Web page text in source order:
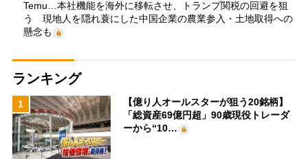
Temu…本社機能を海外に移転させ、トランプ関税の回避を狙
う 現地人を隠れ蓑にした中国企業の農業参入・土地取得への
懸念も
ランキング
1
【億り人オールスターが狙う20銘柄】
「総資産69億円超」90歳現役トレーダ
ーから“10…